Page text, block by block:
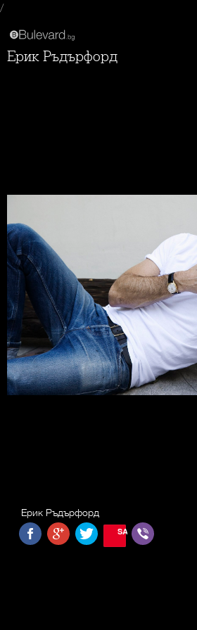
/
Ерик Ръдърфорд
Ерик Ръдърфорд
SAVE